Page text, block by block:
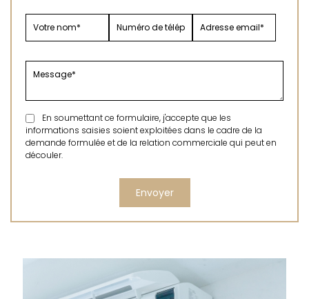
En soumettant ce formulaire, j'accepte que les
informations saisies soient exploitées dans le cadre de la
demande formulée et de la relation commerciale qui peut en
découler.